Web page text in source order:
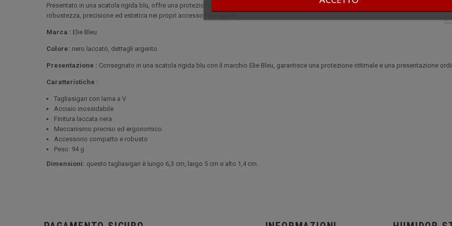
Presentato in una scatola rigida blu, offre una protezione ottimale e una presentazione ordinata. Una scelta ideale per chi cerca
robustezza, precisione ed estetica nei propri accessori per sigari.
Marca : Elie Bleu
Colore: nero laccato, dettagli argento
Presentazione : Consegnato in una scatola rigida blu con il marchio Elie Bleu, garantisce una protezione ottimale e una presentazione
Caratteristiche :
Tagliasigari con lama a V
Acciaio inossidabile
Finitura laccata nera
Meccanismo preciso ed ergonomico
Accessorio compatto e robusto
Peso: 94 g
Dimensioni: questo tagliasigari è lungo 6,3 cm, largo 5 cm e alto 1,4 cm.